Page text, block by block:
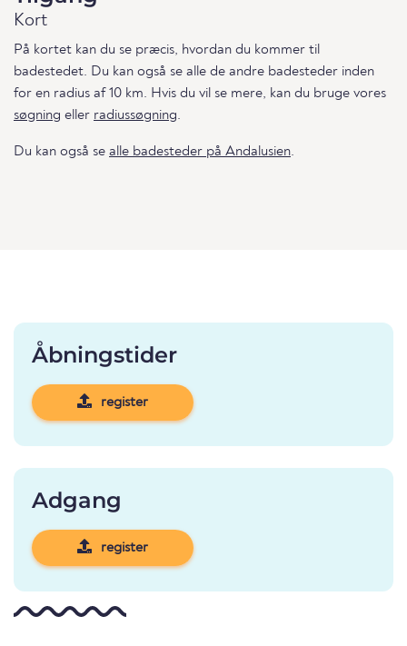
Kort
På kortet kan du se præcis, hvordan du kommer til
badestedet. Du kan også se alle de andre badesteder inden
for en radius af 10 km. Hvis du vil se mere, kan du bruge vores
søgning eller radiussøgning.
Du kan også se alle badesteder på Andalusien.
Åbningstider
register
Adgang
register